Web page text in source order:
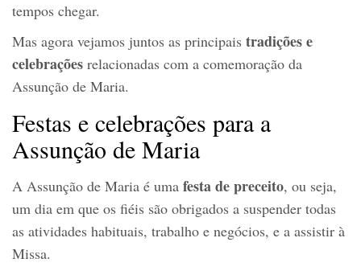
tempos chegar.
Mas agora vejamos juntos as principais tradições e
celebrações relacionadas com a comemoração da
Assunção de Maria.
Festas e celebrações para a
Assunção de Maria
A Assunção de Maria é uma festa de preceito, ou seja,
um dia em que os fiéis são obrigados a suspender todas
as atividades habituais, trabalho e negócios, e a assistir à
Missa.